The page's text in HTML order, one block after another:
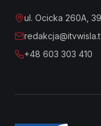
ul. Ocicka 260A,
+48 603 303 410